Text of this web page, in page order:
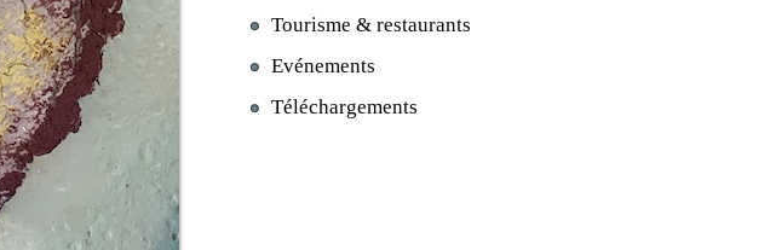
Tourisme & restaurants
Evénements
Téléchargements